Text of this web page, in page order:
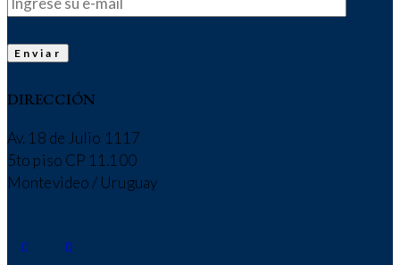
DIRECCIÓN
Av. 18 de Julio 1117
5to piso CP 11.100
Montevideo / Uruguay